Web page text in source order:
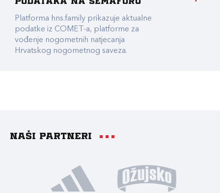
Platforma hns.family prikazuje aktualne
podatke iz COMET-a, platforme za
vođenje nogometnih natjecanja
Hrvatskog nogometnog saveza.
Naši partneri